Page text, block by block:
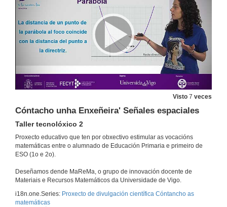
Visto 7 veces
Cóntacho unha Enxeñeira' Señales espaciales
Taller tecnolóxico 2
Proxecto educativo que ten por obxectivo estimular as vocacións
matemáticas entre o alumnado de Educación Primaria e primeiro de
ESO (1o e 2o).
Deseñamos dende MaReMa, o grupo de innovación docente de
Materiais e Recursos Matemáticos da Universidade de Vigo.
i18n.one.Series: Proxecto de divulgación científica Cóntancho as
matemáticas